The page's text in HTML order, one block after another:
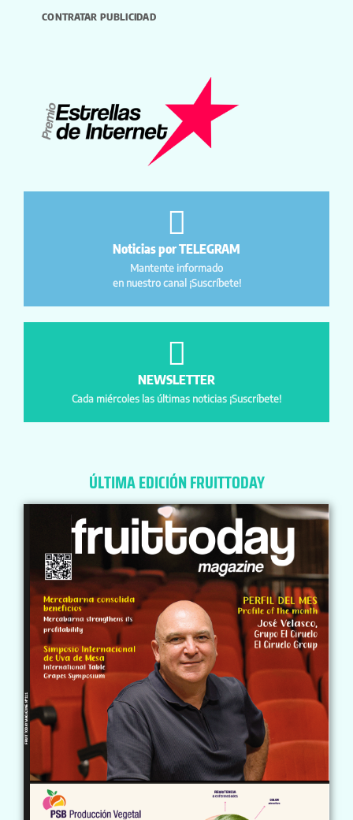
CONTRATAR PUBLICIDAD
Noticias por TELEGRAM
Mantente informado
en nuestro canal ¡Suscríbete!
NEWSLETTER
Cada miércoles las últimas noticias ¡Suscríbete!
ÚLTIMA EDICIÓN FRUITTODAY